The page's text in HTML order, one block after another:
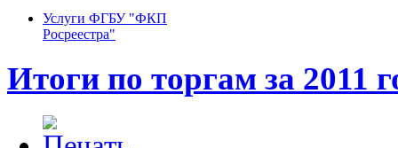
Услуги ФГБУ "ФКП
Росреестра"
Итоги по торгам за 2011